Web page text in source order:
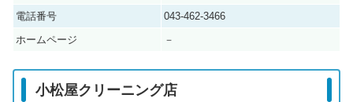
電話番号
043-462-3466
ホームページ
－
小松屋クリーニング店